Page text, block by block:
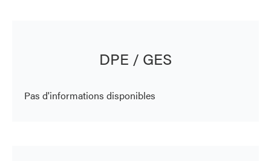
DPE / GES
Pas d'informations disponibles